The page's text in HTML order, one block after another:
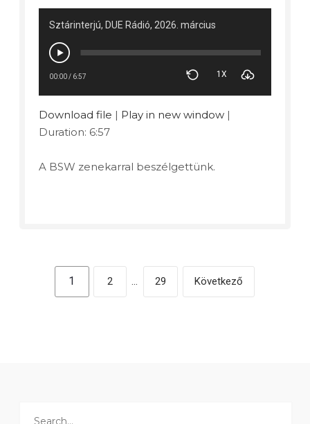
Sztárinterjú, DUE Rádió, 2026. március
00:00/ 6:57 1X
Download file | Play in new window |
Duration: 6:57
A BSW zenekarral beszélgettünk.
1 2 … 29 Következő